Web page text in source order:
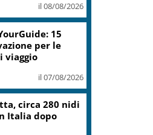
il 08/08/2026
15
per le
viaggio
il 07/08/2026
circa 280 nidi
Italia dopo